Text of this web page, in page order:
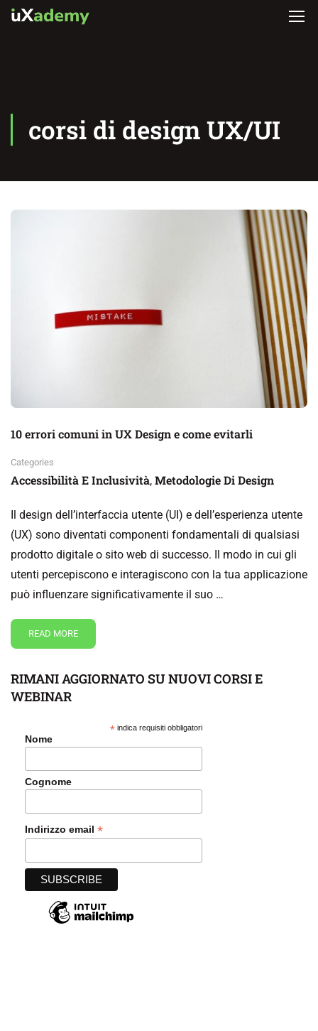
corsi di design UX/UI
10 errori comuni in UX Design e come evitarli
Categories
Accessibilità E Inclusività, Metodologie Di Design
Il design dell’interfaccia utente (UI) e dell’esperienza utente
(UX) sono diventati componenti fondamentali di qualsiasi
prodotto digitale o sito web di successo. Il modo in cui gli
utenti percepiscono e interagiscono con la tua applicazione
può influenzare significativamente il suo …
READ MORE
RIMANI AGGIORNATO SU NUOVI CORSI E
WEBINAR
*indica requisiti obbligatori
Nome
Cognome
Indirizzo email *